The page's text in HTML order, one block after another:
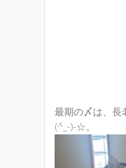
最期の〆は、長
(^_-)-☆。